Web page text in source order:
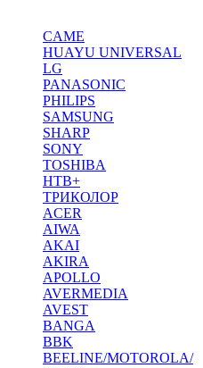
CAME
HUAYU UNIVERSAL
LG
PANASONIC
PHILIPS
SAMSUNG
SHARP
SONY
TOSHIBA
НТВ+
ТРИКОЛОР
ACER
AIWA
AKAI
AKIRA
APOLLO
AVERMEDIA
AVEST
BANGA
BBK
BEELINE/MOTOROLA/